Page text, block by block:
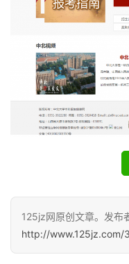
125jz网原创文章。发布
http://www.125jz.com/